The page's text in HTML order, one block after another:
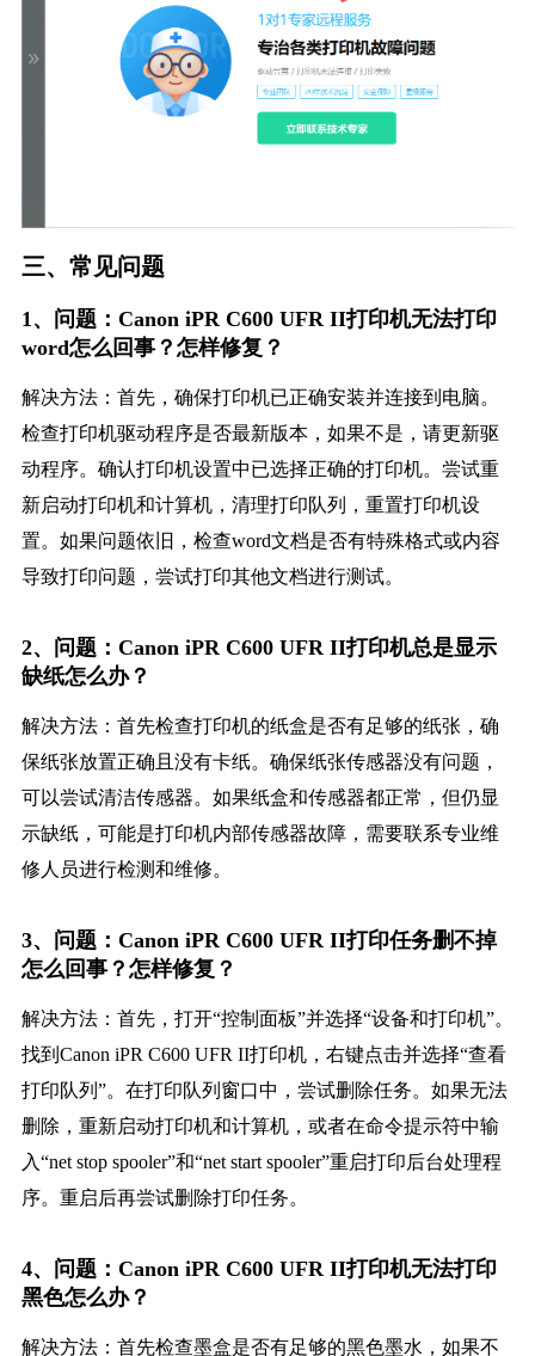
三、常见问题
1、问题：Canon iPR C600 UFR II打印机无法打印
word怎么回事？怎样修复？
解决方法：首先，确保打印机已正确安装并连接到电脑。
检查打印机驱动程序是否最新版本，如果不是，请更新驱
动程序。确认打印机设置中已选择正确的打印机。尝试重
新启动打印机和计算机，清理打印队列，重置打印机设
置。如果问题依旧，检查word文档是否有特殊格式或内容
导致打印问题，尝试打印其他文档进行测试。
2、问题：Canon iPR C600 UFR II打印机总是显示
缺纸怎么办？
解决方法：首先检查打印机的纸盒是否有足够的纸张，确
保纸张放置正确且没有卡纸。确保纸张传感器没有问题，
可以尝试清洁传感器。如果纸盒和传感器都正常，但仍显
示缺纸，可能是打印机内部传感器故障，需要联系专业维
修人员进行检测和维修。
3、问题：Canon iPR C600 UFR II打印任务删不掉
怎么回事？怎样修复？
解决方法：首先，打开“控制面板”并选择“设备和打印机”。
找到Canon iPR C600 UFR II打印机，右键点击并选择“查看
打印队列”。在打印队列窗口中，尝试删除任务。如果无法
删除，重新启动打印机和计算机，或者在命令提示符中输
入“net stop spooler”和“net start spooler”重启打印后台处理程
序。重启后再尝试删除打印任务。
4、问题：Canon iPR C600 UFR II打印机无法打印
黑色怎么办？
解决方法：首先检查墨盒是否有足够的黑色墨水，如果不